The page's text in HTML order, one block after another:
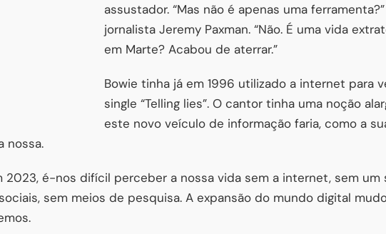
assustador. “Mas não é apenas uma
jornalista Jeremy Paxman. “Não. É uma vida
em Marte? Acabou de aterrar.”
Bowie tinha já em 1996 utilizado a internet para
single “Telling lies”. O cantor tinha uma noção
este novo veículo de informação faria, como a
nossa.
2023, é-nos difícil perceber a nossa vida sem a internet, sem um
sem meios de pesquisa. A expansão do mundo digital